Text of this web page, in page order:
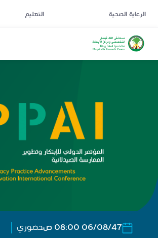
الرعاية الصحية التعليم
06/08/47 08:00 ص حضوري